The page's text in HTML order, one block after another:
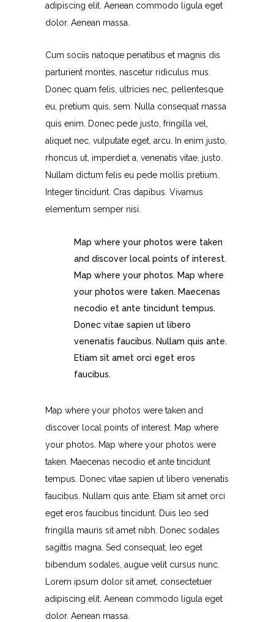
adipiscing elit. Aenean commodo ligula eget
dolor. Aenean massa.
Cum sociis natoque penatibus et magnis dis
parturient montes, nascetur ridiculus mus.
Donec quam felis, ultricies nec, pellentesque
eu, pretium quis, sem. Nulla consequat massa
quis enim. Donec pede justo, fringilla vel,
aliquet nec, vulputate eget, arcu. In enim justo,
rhoncus ut, imperdiet a, venenatis vitae, justo.
Nullam dictum felis eu pede mollis pretium.
Integer tincidunt. Cras dapibus. Vivamus
elementum semper nisi.
Map where your photos were taken
and discover local points of interest.
Map where your photos. Map where
your photos were taken. Maecenas
necodio et ante tincidunt tempus.
Donec vitae sapien ut libero
venenatis faucibus. Nullam quis ante.
Etiam sit amet orci eget eros
faucibus.
Map where your photos were taken and
discover local points of interest. Map where
your photos. Map where your photos were
taken. Maecenas necodio et ante tincidunt
tempus. Donec vitae sapien ut libero venenatis
faucibus. Nullam quis ante. Etiam sit amet orci
eget eros faucibus tincidunt. Duis leo sed
fringilla mauris sit amet nibh. Donec sodales
sagittis magna. Sed consequat, leo eget
bibendum sodales, augue velit cursus nunc.
Lorem ipsum dolor sit amet, consectetuer
adipiscing elit. Aenean commodo ligula eget
dolor. Aenean massa.